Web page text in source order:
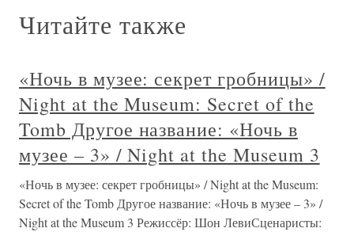
Читайте также
«Ночь в музее: секрет гробницы» /
Night at the Museum: Secret of the
Tomb Другое название: «Ночь в
музее – 3» / Night at the Museum 3
«Ночь в музее: секрет гробницы» / Night at the Museum:
Secret of the Tomb Другое название: «Ночь в музее – 3» /
Night at the Museum 3 Режиссёр: Шон ЛевиСценаристы: